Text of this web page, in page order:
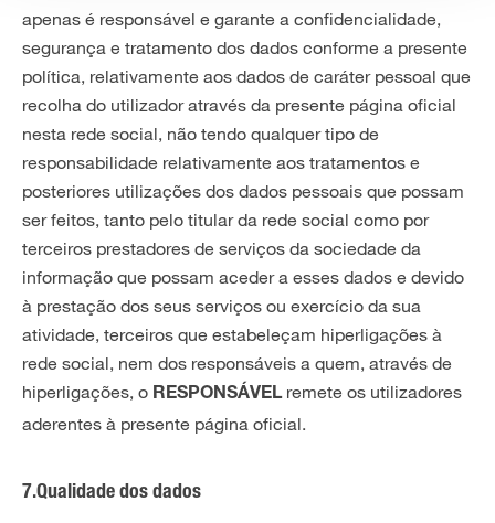
apenas é responsável e garante a confidencialidade,
segurança e tratamento dos dados conforme a presente
política, relativamente aos dados de caráter pessoal que
recolha do utilizador através da presente página oficial
nesta rede social, não tendo qualquer tipo de
responsabilidade relativamente aos tratamentos e
posteriores utilizações dos dados pessoais que possam
ser feitos, tanto pelo titular da rede social como por
terceiros prestadores de serviços da sociedade da
informação que possam aceder a esses dados e devido
à prestação dos seus serviços ou exercício da sua
atividade, terceiros que estabeleçam hiperligações à
rede social, nem dos responsáveis a quem, através de
hiperligações, o RESPONSÁVEL remete os utilizadores
aderentes à presente página oficial.
7.Qualidade dos dados